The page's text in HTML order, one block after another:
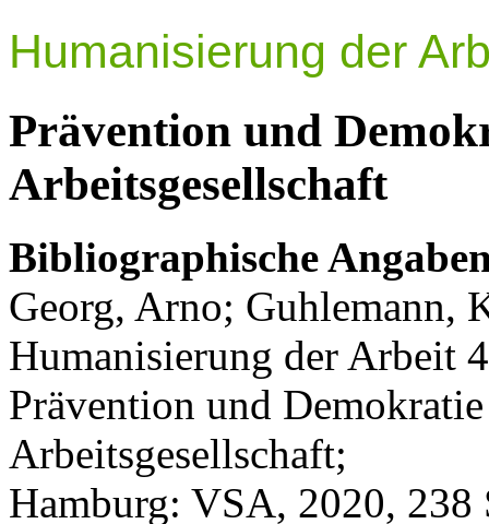
Humanisierung der
Prävention und
Arbeitsgesellschaft
Bibliographische
Georg, Arno; Guhlemann,
Humanisierung der Arbeit
Prävention und
Arbeitsgesellschaft;
Hamburg: VSA, 2020,